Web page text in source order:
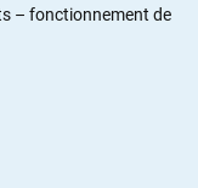
– fonctionnement de